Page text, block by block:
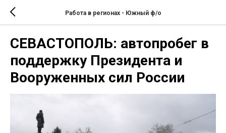
Работа в регионах - Южный ф/о
СЕВАСТОПОЛЬ: автопробег в
поддержку Президента и
Вооруженных сил России